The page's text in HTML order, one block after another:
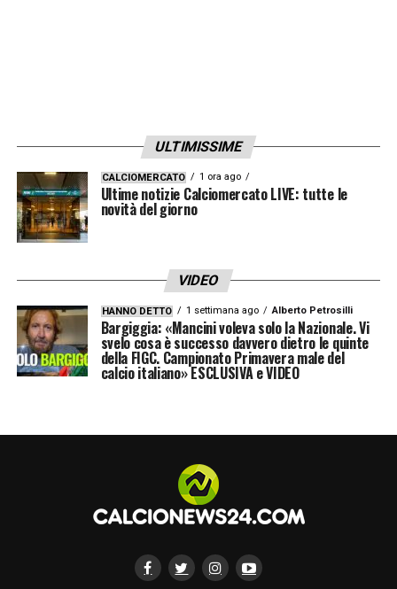
ULTIMISSIME
CALCIOMERCATO 1 ora ago
Ultime notizie Calciomercato LIVE: tutte le
novità del giorno
VIDEO
HANNO DETTO 1 settimana ago Alberto Petrosilli
Bargiggia: «Mancini voleva solo la Nazionale. Vi
svelo cosa è successo davvero dietro le quinte
della FIGC. Campionato Primavera male del
calcio italiano» ESCLUSIVA e VIDEO